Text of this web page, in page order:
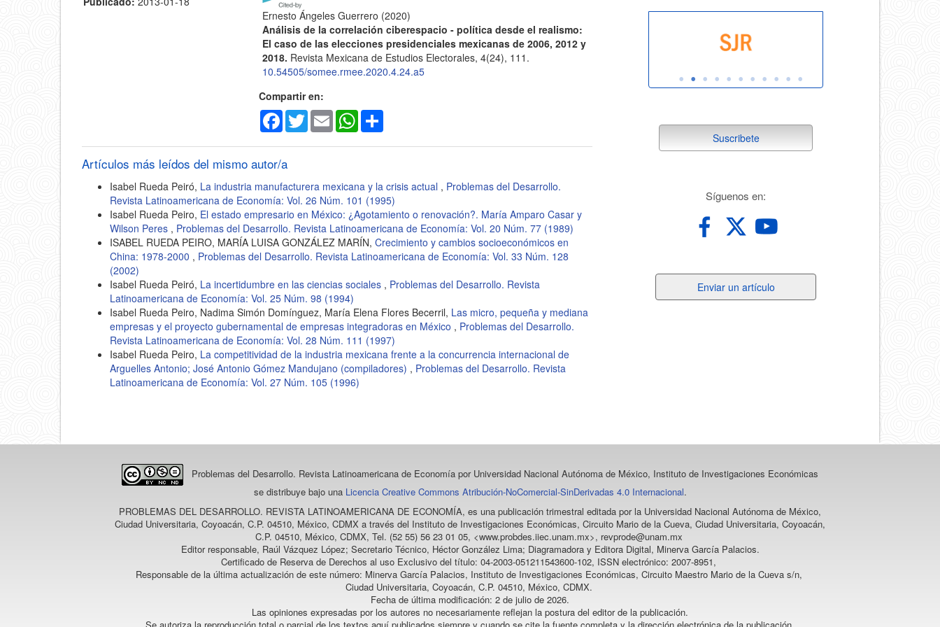
Ernesto Ángeles Guerrero (2020)
Análisis de la correlación ciberespacio - política desde el realismo:
El caso de las elecciones presidenciales mexicanas de 2006, 2012 y
2018. Revista Mexicana de Estudios Electorales, 4(24), 111.
10.54505/somee.rmee.2020.4.24.a5
Compartir en:
Facebook
TwitterEmail WhatsApp
Artículos más leídos del mismo autor/a
Isabel Rueda Peiró, La industria manufacturera mexicana y la crisis actual , Problemas del Desarrollo.
Revista Latinoamericana de Economía: Vol. 26 Núm. 101 (1995)
Isabel Rueda Peiro, El estado empresario en México: ¿Agotamiento o renovación?. María Amparo Casar y
Wilson Peres , Problemas del Desarrollo. Revista Latinoamericana de Economía: Vol. 20 Núm. 77 (1989)
ISABEL RUEDA PEIRO, MARÍA LUISA GONZÁLEZ MARÍN, Crecimiento y cambios socioeconómicos en
China: 1978-2000 , Problemas del Desarrollo. Revista Latinoamericana de Economía: Vol. 33 Núm. 128
(2002)
Isabel Rueda Peiró, La incertidumbre en las ciencias sociales , Problemas del Desarrollo. Revista
Latinoamericana de Economía: Vol. 25 Núm. 98 (1994)
Isabel Rueda Peiro, Nadima Simón Domínguez, María Elena Flores Becerril, Las micro, pequeña y mediana
empresas y el proyecto gubernamental de empresas integradoras en México , Problemas del Desarrollo.
Revista Latinoamericana de Economía: Vol. 28 Núm. 111 (1997)
Isabel Rueda Peiro, La competitividad de la industria mexicana frente a la concurrencia internacional de
Arguelles Antonio; José Antonio Gómez Mandujano (compiladores) , Problemas del Desarrollo. Revista
Latinoamericana de Economía: Vol. 27 Núm. 105 (1996)
suscribete
Suscribete
Síguenos en:
un
Enviar un artículo
Problemas del Desarrollo. Revista Latinoamericana de Economía por Universidad Nacional Autónoma de México, Instituto de Investigaciones Económicas
se distribuye bajo una Licencia Creative Commons Atribución-NoComercial-SinDerivadas 4.0 Internacional.
PROBLEMAS DEL DESARROLLO. REVISTA LATINOAMERICANA DE ECONOMÍA, es una publicación trimestral editada por la Universidad Nacional Autónoma de México,
Ciudad Universitaria, Coyoacán, C.P. 04510, México, CDMX a través del Instituto de Investigaciones Económicas, Circuito Mario de la Cueva, Ciudad Universitaria, Coyoacán,
C.P. 04510, México, CDMX, Tel. (52 55) 56 23 01 05, <www.probdes.iiec.unam.mx>, revprode@unam.mx
Editor responsable, Raúl Vázquez López; Secretario Técnico, Héctor González Lima; Diagramadora y Editora Digital, Minerva García Palacios.
Certificado de Reserva de Derechos al uso Exclusivo del título: 04-2003-051211543600-102, ISSN electrónico: 2007-8951,
Responsable de la última actualización de este número: Minerva García Palacios, Instituto de Investigaciones Económicas, Circuito Maestro Mario de la Cueva s/n,
Ciudad Universitaria, Coyoacán, C.P. 04510, México, CDMX.
Fecha de última modificación: 2 de julio de 2026.
Las opiniones expresadas por los autores no necesariamente reflejan la postura del editor de la publicación.